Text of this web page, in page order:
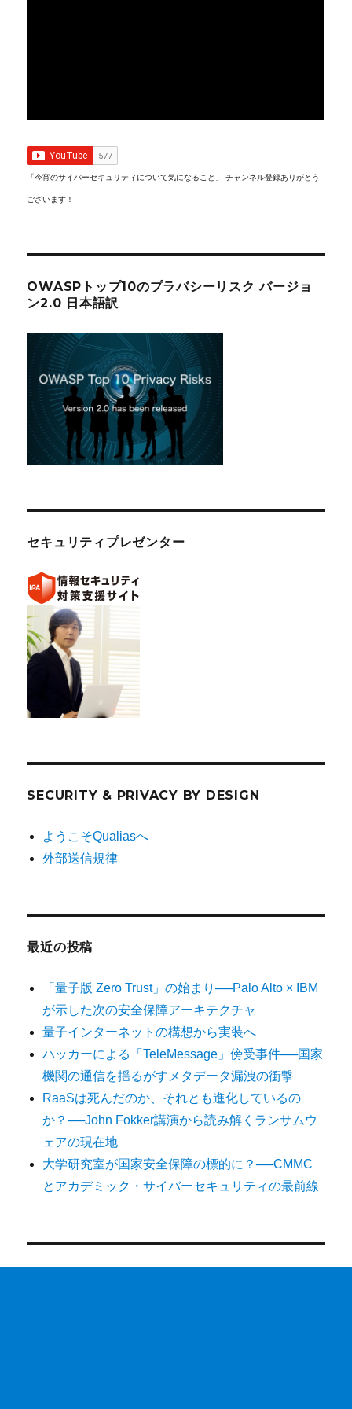
「今宵のサイバーセキュリティについて気になること」 チャンネル登録ありがとう
ございます！
OWASPトップ10のプラバシーリスク バージョ
ン2.0 日本語訳
セキュリティプレゼンター
SECURITY & PRIVACY BY DESIGN
ようこそQualiasへ
外部送信規律
最近の投稿
「量子版 Zero Trust」の始まり──Palo Alto × IBM
が示した次の安全保障アーキテクチャ
量子インターネットの構想から実装へ
ハッカーによる「TeleMessage」傍受事件──国家
機関の通信を揺るがすメタデータ漏洩の衝撃
RaaSは死んだのか、それとも進化しているの
か？──John Fokker講演から読み解くランサムウ
ェアの現在地
大学研究室が国家安全保障の標的に？──CMMC
とアカデミック・サイバーセキュリティの最前線